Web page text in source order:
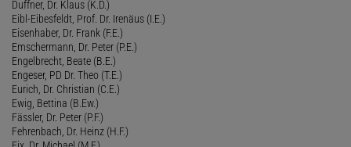
Duffner, Dr. Klaus (K.D.)
Eibl-Eibesfeldt, Prof. Dr. Irenäus (I.E.)
Eisenhaber, Dr. Frank (F.E.)
Emschermann, Dr. Peter (P.E.)
Engelbrecht, Beate (B.E.)
Engeser, PD Dr. Theo (T.E.)
Eurich, Dr. Christian (C.E.)
Ewig, Bettina (B.Ew.)
Fässler, Dr. Peter (P.F.)
Fehrenbach, Dr. Heinz (H.F.)